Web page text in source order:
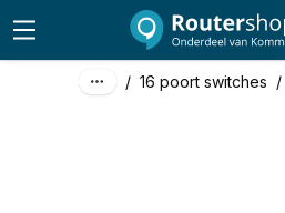
/ 16 poort switches /
excl. btw
incl. btw